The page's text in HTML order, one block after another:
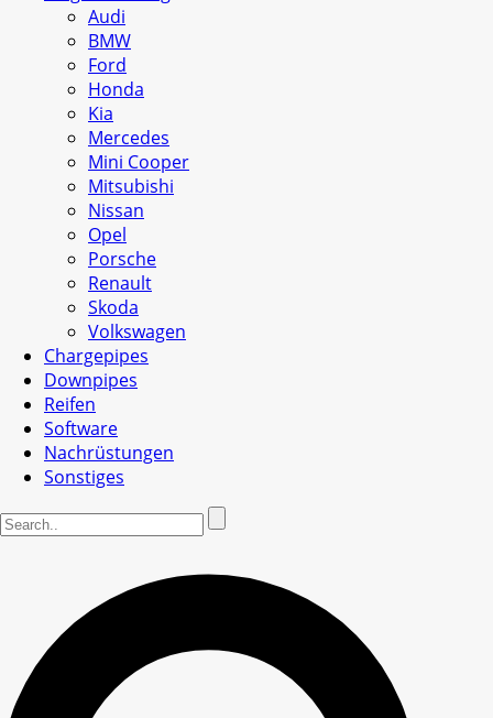
Audi
BMW
Ford
Honda
Kia
Mercedes
Mini Cooper
Mitsubishi
Nissan
Opel
Porsche
Renault
Skoda
Volkswagen
Chargepipes
Downpipes
Reifen
Software
Nachrüstungen
Sonstiges